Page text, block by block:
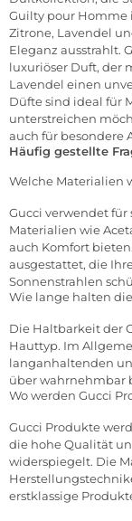
Guilty pour Homme
Zitrone, Lavendel
Eleganz ausstrahlt.
luxuriöser Duft, der
Lavendel einen
Düftesind ideal für
unterstreichen
auch für besondere
Häufig gestellte
Welche Materialien
Gucci verwendet
Materialien wie
auch Komfort
ausgestattet, die
Sonnenstrahlen
Wie lange halten
Die Haltbarkeit der
Hauttyp. Im
langanhaltenden
über wahrnehmbar
Wo werden Gucci
Gucci Produkte
die hohe Qualität
widerspiegelt. Die
erstklassige